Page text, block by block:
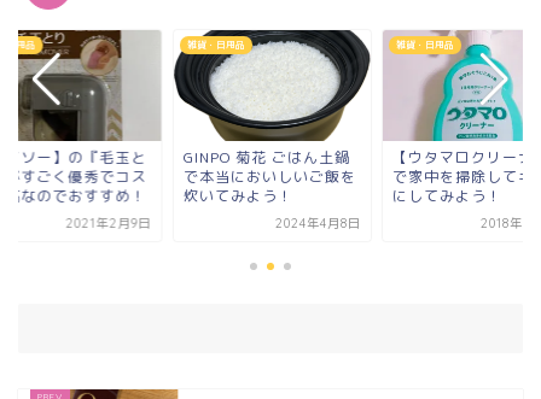
日用品
イソー】の『毛玉と
がすごく優秀でコス
高なのでおすすめ！
2021年2月9日
雑貨・日用品
GINPO 菊花 ごはん土鍋
で本当においしいご飯を
炊いてみよう！
2024年4月8日
雑貨・日用品
【ウタマロクリーナ
で家中を掃除してキ
にしてみよう！
2018年9